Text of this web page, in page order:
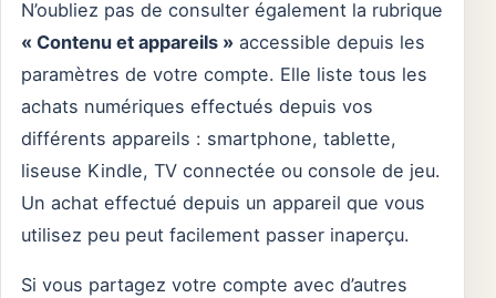
N’oubliez pas de consulter également la rubrique
« Contenu et appareils » accessible depuis les
paramètres de votre compte. Elle liste tous les
achats numériques effectués depuis vos
différents appareils : smartphone, tablette,
liseuse Kindle, TV connectée ou console de jeu.
Un achat effectué depuis un appareil que vous
utilisez peu peut facilement passer inaperçu.
Si vous partagez votre compte avec d’autres